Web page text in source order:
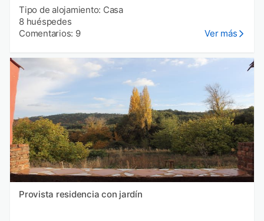
Tipo de alojamiento: Casa
8 huéspedes
Comentarios: 9
Ver más
Provista residencia con jardín